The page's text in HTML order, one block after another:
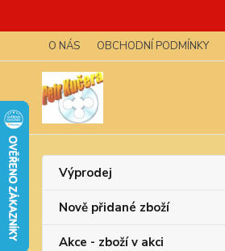
O NÁS OBCHODNÍ PODMÍNKY
Výprodej
Nově přidané zboží
Akce - zboží v akci